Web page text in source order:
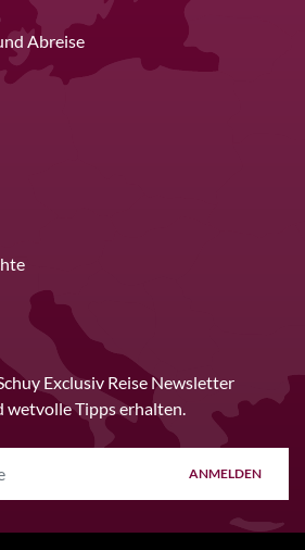
Abreise
Exclusiv Reise Newsletter
Tipps erhalten.
ANMELDEN